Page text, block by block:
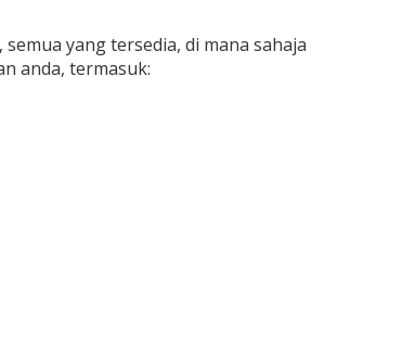
yang tersedia, di mana sahaja
anda, termasuk: